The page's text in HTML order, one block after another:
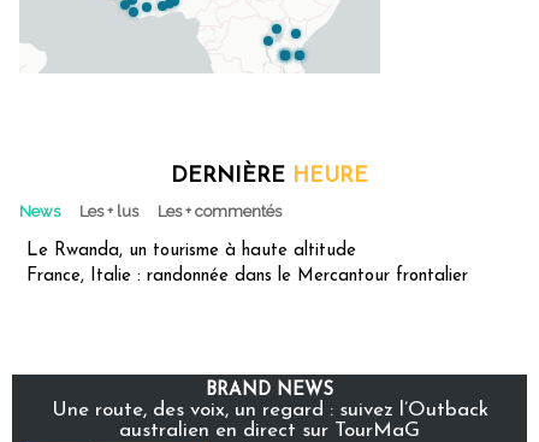
DERNIÈRE HEURE
News Les + lus Les + commentés
Le Rwanda, un tourisme à haute altitude
France, Italie : randonnée dans le Mercantour frontalier
BRAND NEWS
Une route, des voix, un regard : suivez l’Outback
australien en direct sur TourMaG